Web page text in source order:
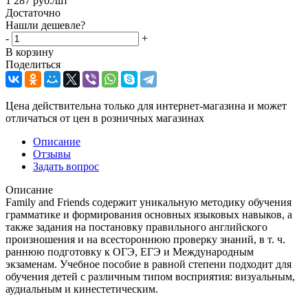
Достаточно
Нашли дешевле?
-
+
В корзину
Поделиться
Цена действительна только для интернет-магазина и может
отличаться от цен в розничных магазинах
Описание
Отзывы
Задать вопрос
Описание
Family and Friends содержит уникальную методику обучения
грамматике и формирования основных языковых навыков, а
также задания на постановку правильного английского
произношения и на всестороннюю проверку знаний, в т. ч.
раннюю подготовку к ОГЭ, ЕГЭ и Международным
экзаменам. Учебное пособие в равной степени подходит для
обучения детей с различным типом восприятия: визуальным,
аудиальным и кинестетическим.